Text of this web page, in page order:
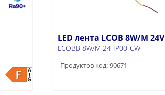
LED лента LCOB 8W/M 24V
LCOBB 8W/M 24 IP00-CW
Продуктов код: 90671